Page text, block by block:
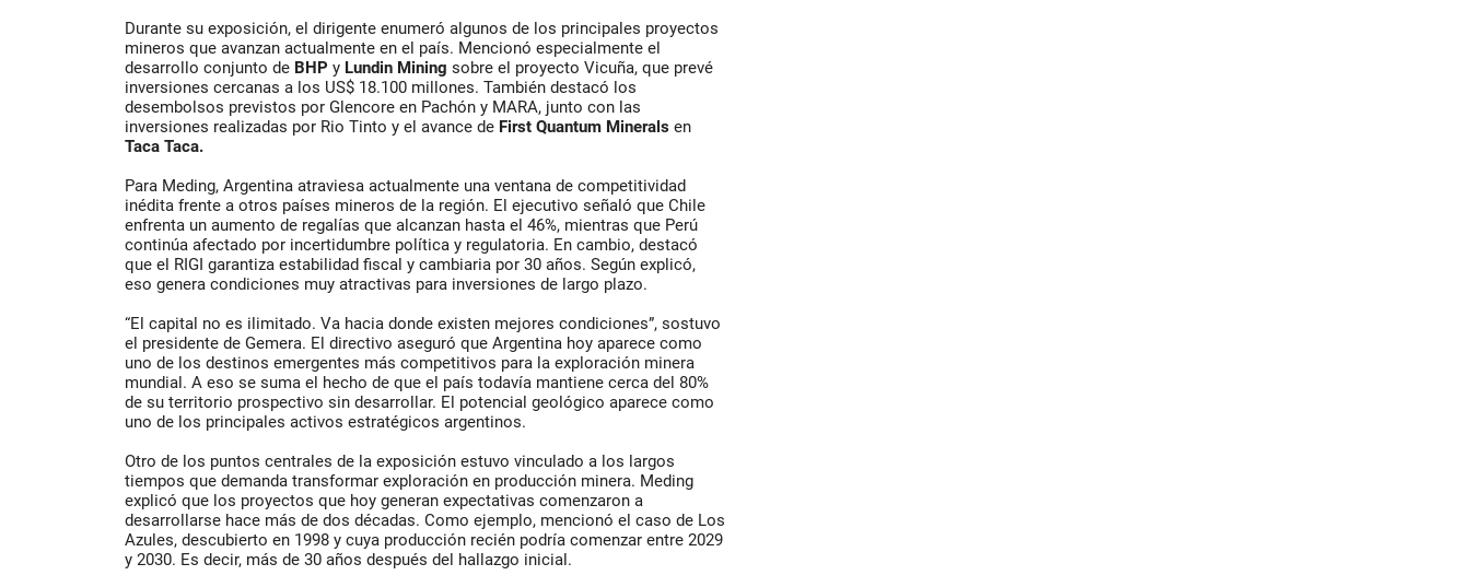
Durante su exposición, el dirigente enumeró algunos de los principales proyectos
mineros que avanzan actualmente en el país. Mencionó especialmente el
desarrollo conjunto de BHP y Lundin Mining sobre el proyecto Vicuña, que prevé
inversiones cercanas a los US$ 18.100 millones. También destacó los
desembolsos previstos por Glencore en Pachón y MARA, junto con las
inversiones realizadas por Rio Tinto y el avance de First Quantum Minerals en
Taca Taca.
Para Meding, Argentina atraviesa actualmente una ventana de competitividad
inédita frente a otros países mineros de la región. El ejecutivo señaló que Chile
enfrenta un aumento de regalías que alcanzan hasta el 46%, mientras que Perú
continúa afectado por incertidumbre política y regulatoria. En cambio, destacó
que el RIGI garantiza estabilidad fiscal y cambiaria por 30 años. Según explicó,
eso genera condiciones muy atractivas para inversiones de largo plazo.
“El capital no es ilimitado. Va hacia donde existen mejores condiciones”, sostuvo
el presidente de Gemera. El directivo aseguró que Argentina hoy aparece como
uno de los destinos emergentes más competitivos para la exploración minera
mundial. A eso se suma el hecho de que el país todavía mantiene cerca del 80%
de su territorio prospectivo sin desarrollar. El potencial geológico aparece como
uno de los principales activos estratégicos argentinos.
Otro de los puntos centrales de la exposición estuvo vinculado a los largos
tiempos que demanda transformar exploración en producción minera. Meding
explicó que los proyectos que hoy generan expectativas comenzaron a
desarrollarse hace más de dos décadas. Como ejemplo, mencionó el caso de Los
Azules, descubierto en 1998 y cuya producción recién podría comenzar entre 2029
y 2030. Es decir, más de 30 años después del hallazgo inicial.